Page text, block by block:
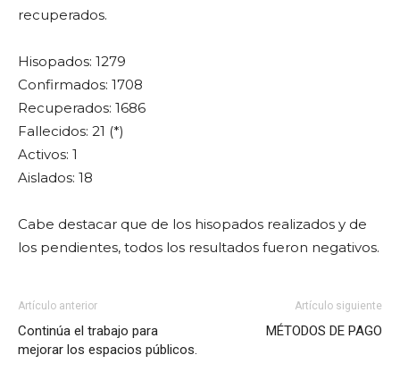
recuperados.
Hisopados: 1279
Confirmados: 1708
Recuperados: 1686
Fallecidos: 21 (*)
Activos: 1
Aislados: 18
Cabe destacar que de los hisopados realizados y de
los pendientes, todos los resultados fueron negativos.
Artículo anterior
Continúa el trabajo para
mejorar los espacios públicos.
Artículo siguiente
MÉTODOS DE PAGO